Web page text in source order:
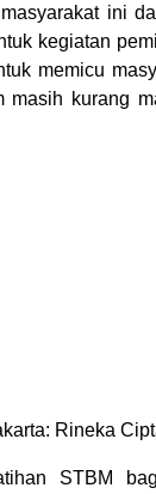
ini
kegiatan
memicu
kurang
Rineka
STBM